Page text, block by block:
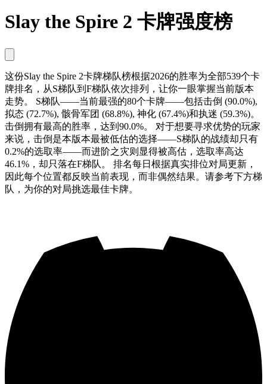
Slay the Spire 2 卡牌强度榜
这份Slay the Spire 2卡牌梯队榜根据2026的胜率为全部539个卡
牌排名，从S梯队到F梯队依次排列，让你一眼掌握当前版本
走势。 S梯队——当前最强的80个卡牌——包括击倒 (90.0%),
拟态 (72.7%), 骸骨军团 (68.8%), 神化 (67.4%)和执迷 (59.3%)。
击倒拥有最高的胜率，达到90.0%。 对于想要寻求优势的玩家
来说，击倒是本版本最被低估的选择——S梯队的战绩却只有
0.2%的选取率——而进阶之灾则显得被高估，选取率高达
46.1%，却只落在F梯队。 排名每日根据真实排位对局更新，
因此每个位置都反映当前表现，而非偶然结果。请参考下方梯
队，为你的对局挑选最佳卡牌。